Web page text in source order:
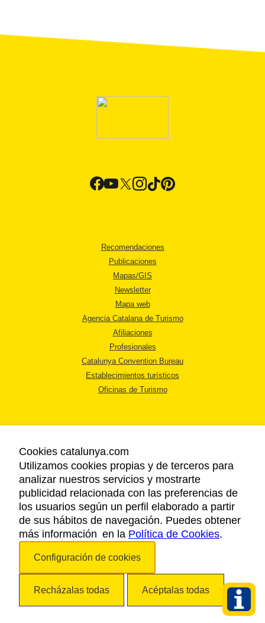
Recomendaciones
Publicaciones
Mapas/GIS
Newsletter
Mapa web
Agencia Catalana de Turismo
Afiliaciones
Profesionales
Catalunya Convention Bureau
Establecimientos turísticos
Oficinas de Turismo
AVISO LEGAL
POLÍTICA DE PRIVACIDAD
COOKIES
ACCESSIBILIDAD
Copyright © 2026. Agencia Catalana de Turismo. Todos los derechos
Cookies catalunya.com
Utilizamos cookies propias y de terceros para
analizar nuestros servicios y mostrarte
publicidad relacionada con las preferencias de
los usuarios según un perfil elaborado a partir
de sus hábitos de navegación. Puedes obtener
más información en la Política de Cookies.
Configuración de cookies
Recházalas todas Acéptalas todas